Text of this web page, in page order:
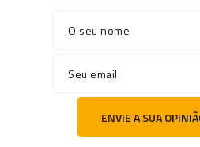
O seu nome
Seu email
ENVIE A SUA